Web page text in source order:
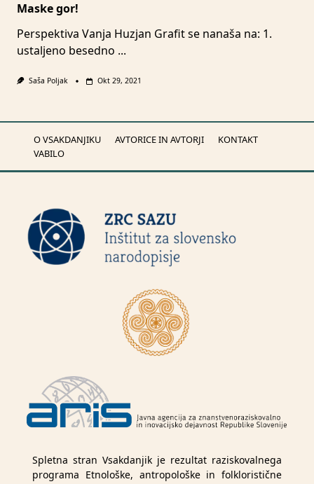
Maske gor!
Perspektiva Vanja Huzjan Grafit se nanaša na: 1.
ustaljeno besedno ...
Saša Poljak Okt 29, 2021
O VSAKDANJIKU AVTORICE IN AVTORJI
KONTAKT
VABILO
Spletna stran Vsakdanjik je rezultat raziskovalnega
programa Etnološke, antropološke in folkloristične